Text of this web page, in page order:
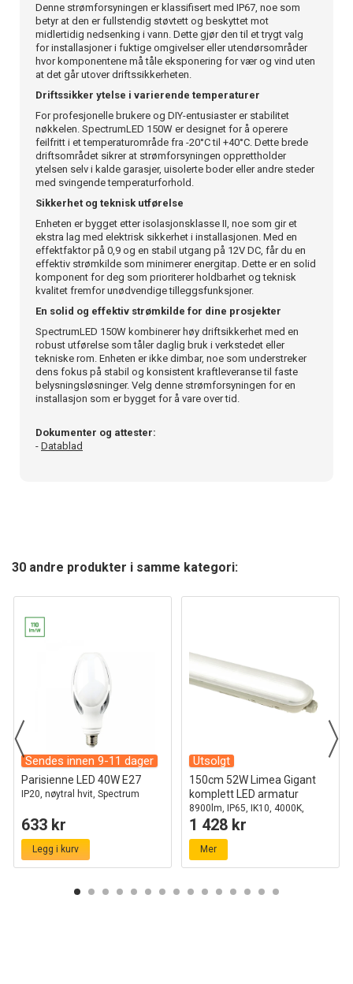
Denne strømforsyningen er klassifisert med IP67, noe som
betyr at den er fullstendig støvtett og beskyttet mot
midlertidig nedsenking i vann. Dette gjør den til et trygt valg
for installasjoner i fuktige omgivelser eller utendørsområder
hvor komponentene må tåle eksponering for vær og vind uten
at det går utover driftssikkerheten.
Driftssikker ytelse i varierende temperaturer
For profesjonelle brukere og DIY-entusiaster er stabilitet
nøkkelen. SpectrumLED 150W er designet for å operere
feilfritt i et temperaturområde fra -20°C til +40°C. Dette brede
driftsområdet sikrer at strømforsyningen opprettholder
ytelsen selv i kalde garasjer, uisolerte boder eller andre steder
med svingende temperaturforhold.
Sikkerhet og teknisk utførelse
Enheten er bygget etter isolasjonsklasse II, noe som gir et
ekstra lag med elektrisk sikkerhet i installasjonen. Med en
effektfaktor på 0,9 og en stabil utgang på 12V DC, får du en
effektiv strømkilde som minimerer energitap. Dette er en solid
komponent for deg som prioriterer holdbarhet og teknisk
kvalitet fremfor unødvendige tilleggsfunksjoner.
En solid og effektiv strømkilde for dine prosjekter
SpectrumLED 150W kombinerer høy driftsikkerhet med en
robust utførelse som tåler daglig bruk i verkstedet eller
tekniske rom. Enheten er ikke dimbar, noe som understreker
dens fokus på stabil og konsistent kraftleveranse til faste
belysningsløsninger. Velg denne strømforsyningen for en
installasjon som er bygget for å vare over tid.
Dokumenter og attester:
- Datablad
30 andre produkter i samme kategori:
Sendes innen 9-11 dager
Parisienne LED 40W E27
IP20, nøytral hvit, Spectrum
633 kr
Legg i kurv
Utsolgt
150cm 52W Limea Gigant
komplett LED armatur
8900lm, IP65, IK10, 4000K,
gjennomkoblet
1 428 kr
Mer